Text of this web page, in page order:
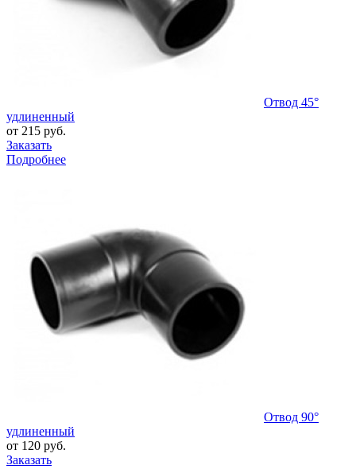
Отвод 45°
удлиненный
от 215 руб.
Заказать
Подробнее
Отвод 90°
удлиненный
от 120 руб.
Заказать